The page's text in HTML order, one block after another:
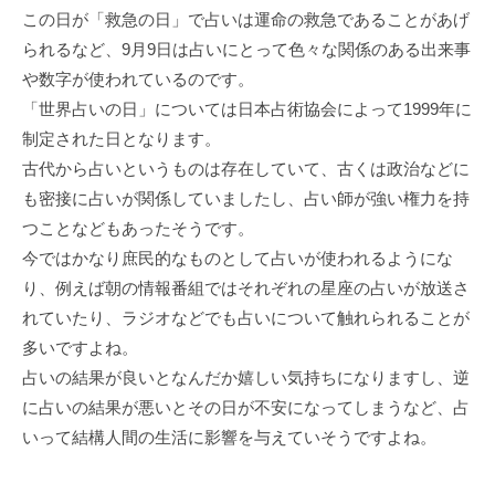
この日が「救急の日」で占いは運命の救急であることがあげ
られるなど、9月9日は占いにとって色々な関係のある出来事
や数字が使われているのです。
「世界占いの日」については日本占術協会によって1999年に
制定された日となります。
古代から占いというものは存在していて、古くは政治などに
も密接に占いが関係していましたし、占い師が強い権力を持
つことなどもあったそうです。
今ではかなり庶民的なものとして占いが使われるようにな
り、例えば朝の情報番組ではそれぞれの星座の占いが放送さ
れていたり、ラジオなどでも占いについて触れられることが
多いですよね。
占いの結果が良いとなんだか嬉しい気持ちになりますし、逆
に占いの結果が悪いとその日が不安になってしまうなど、占
いって結構人間の生活に影響を与えていそうですよね。